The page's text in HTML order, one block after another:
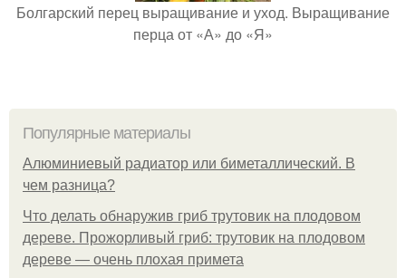
Болгарский перец выращивание и уход. Выращивание
перца от «А» до «Я»
Популярные материалы
Алюминиевый радиатор или биметаллический. В
чем разница?
Что делать обнаружив гриб трутовик на плодовом
дереве. Прожорливый гриб: трутовик на плодовом
дереве — очень плохая примета